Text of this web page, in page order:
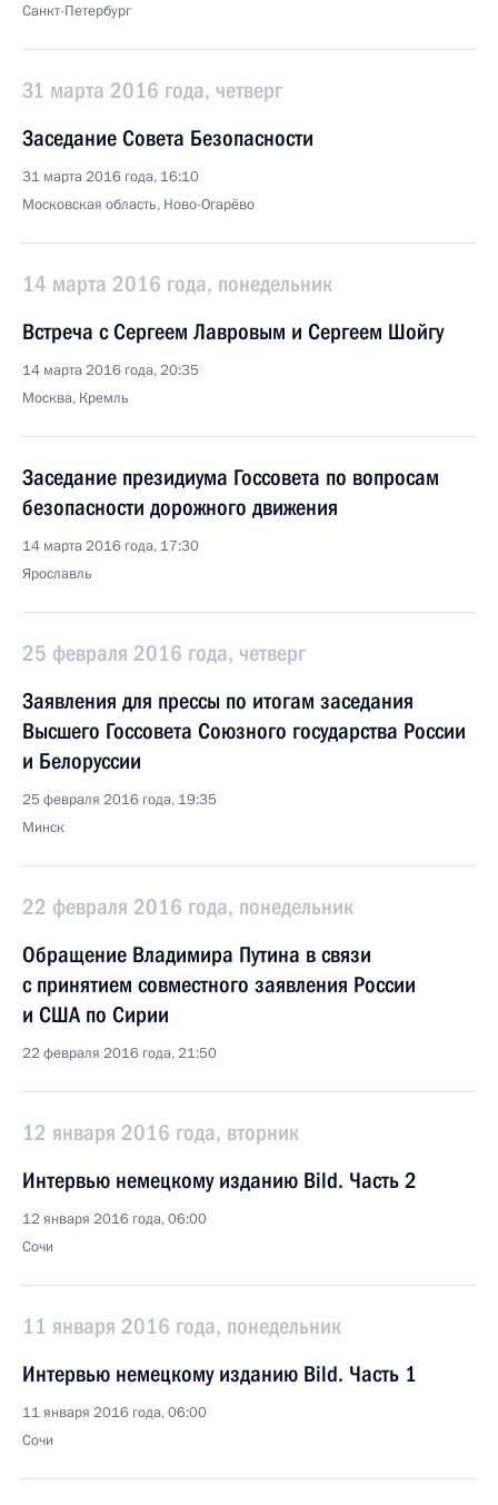
Санкт-Петербург
31 марта 2016 года, четверг
Заседание Совета Безопасности
31 марта 2016 года, 16:10
Московская область, Ново-Огарёво
14 марта 2016 года, понедельник
Встреча с Сергеем Лавровым и Сергеем Шойгу
14 марта 2016 года, 20:35
Москва, Кремль
Заседание президиума Госсовета по вопросам
безопасности дорожного движения
14 марта 2016 года, 17:30
Ярославль
25 февраля 2016 года, четверг
Заявления для прессы по итогам заседания
Высшего Госсовета Союзного государства России
и Белоруссии
25 февраля 2016 года, 19:35
Минск
22 февраля 2016 года, понедельник
Обращение Владимира Путина в связи
с принятием совместного заявления России
и США по Сирии
22 февраля 2016 года, 21:50
12 января 2016 года, вторник
Интервью немецкому изданию Bild. Часть 2
12 января 2016 года, 06:00
Сочи
11 января 2016 года, понедельник
Интервью немецкому изданию Bild. Часть 1
11 января 2016 года, 06:00
Сочи